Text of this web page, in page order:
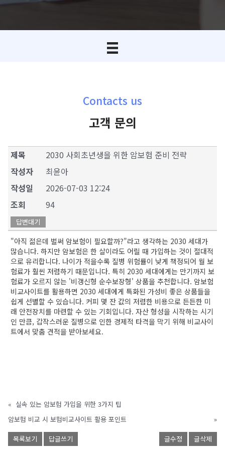
Contacts us
고객 문의
제목
2030 사회초년생을 위한 암보험 준비 전략
작성자
최윤아
작성일
2026-07-03 12:24
조회
94
답변대기
"아직 젊은데 벌써 암보험이 필요할까?"라고 생각하는 2030 세대가
많습니다. 하지만 암보험은 한 살이라도 어릴 때 가입하는 것이 절대적
으로 유리합니다. 나이가 적을수록 질병 위험률이 낮게 책정되어 월 보
험료가 훨씬 저렴하기 때문입니다. 특히 2030 세대에게는 만기까지 보
험료가 오르지 않는 '비갱신형 순수보장형' 상품을 추천합니다. 암보험
비교사이트를 활용하면 2030 세대에게 특화된 가성비 좋은 상품들을
쉽게 선별할 수 있습니다. 커피 몇 잔 값의 저렴한 비용으로 든든한 미
래 안전장치를 마련할 수 있는 기회입니다. 자산 형성을 시작하는 시기
인 만큼, 갑작스러운 질병으로 인한 경제적 타격을 막기 위해 비교사이
트에서 맞춤 견적을 받아보세요.
« 실속 있는 암보험 가입을 위한 3가지 팁
암보험 비교 시 보험비교사이트 활용 포인트
»
목록보기 답글쓰기 글수정 글삭제